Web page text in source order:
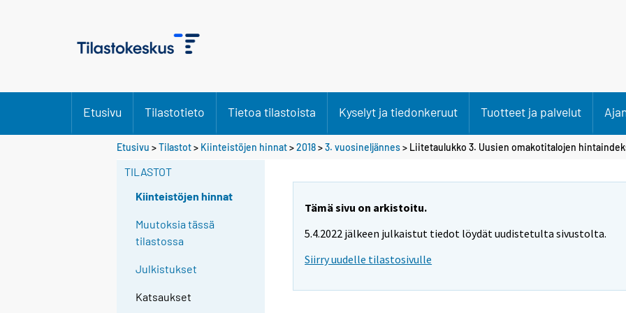
Etusivu Tilastotieto Tietoa tilastoista Kyselyt ja tiedonkeruut Tuotteet ja palvelut
Etusivu >Tilastot> Kiinteistöjen hinnat>2018>3. vuosineljännes> Liitetaulukko 3. Uusien omakotitalojen
TILASTOT
Kiinteistöjen hinnat
Muutoksia tässä
tilastossa
Julkistukset
Katsaukset
Tämä sivu on arkistoitu.
5.4.2022 jälkeen julkaistut tiedot löydät uudistetulta sivustolta.
Siirry uudelle tilastosivulle